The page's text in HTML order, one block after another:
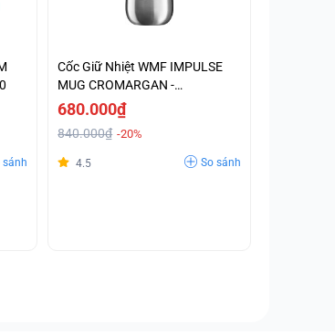
sánh
Cốc Giữ Nhiệt WMF IMPULSE
MUG CROMARGAN -
0690926040
680.000₫
840.000₫ -20%
4.5 So sánh